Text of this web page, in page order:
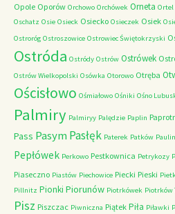
Opole Oporów Orchowo Orchówek Orneta Ortel
Oschatz Osie Osieck Osiecko Osieczek Osiek
Ostroróg Ostroszowice Ostrowiec Świętokrzyski
Ostróda Ostródy Ostrów Ostrówek
Ostrów Wielkopolski Osówka Otorowo Otręba
Ościsłowo Ośmiałowo Ośniki Ośno
Palmiry Palmiryy Palędzie Paplin
Pass PasymPasłęk Paterek Patków
Pepłówek Perkowo Pestkownica Petrykozy
Piaseczno Piastów Piechowice Piecki Pieski
Pillnitz Pionki Piorunów Piotrkówek Piotrków
Pisz Piszczac Piwniczna Piątek Piła Piławki